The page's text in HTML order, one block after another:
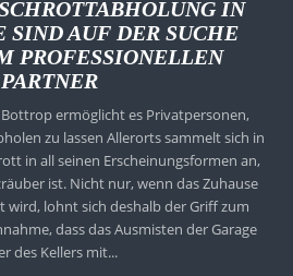
IN
SIND AUF DER SUCHE
PROFESSIONELLEN
PARTNER
ermöglicht es Privatpersonen,
sammelt sich in
in all seinen Erscheinungsformen an,
ist. Nicht nur, wenn das Zuhause
wird, lohnt sich deshalb der Griff zum
dass das Ausmisten der Garage
des Kellers mit...